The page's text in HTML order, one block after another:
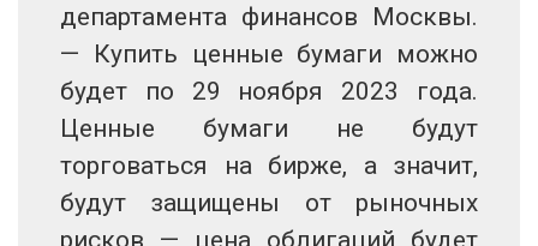
департамента финансов Москвы.
— Купить ценные бумаги можно
будет по 29 ноября 2023 года.
Ценные бумаги не будут
торговаться на бирже, а значит,
будут защищены от рыночных
рисков — цена облигаций будет